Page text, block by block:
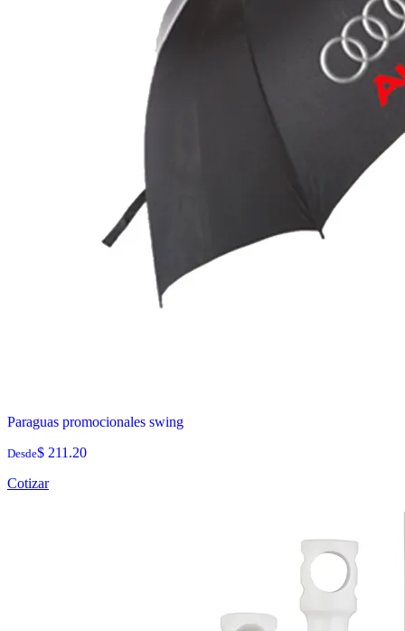
Paraguas promocionales swing
Desde$ 211.20
Cotizar